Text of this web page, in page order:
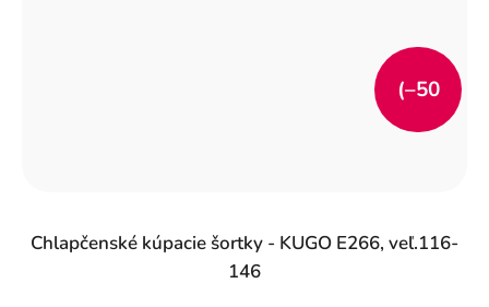
Chlapčenské kúpacie šortky - KUGO E266, veľ.116-
146
(–50